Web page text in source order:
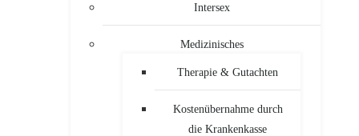
Intersex
Medizinisches
Therapie & Gutachten
Kostenübernahme durch
die Krankenkasse